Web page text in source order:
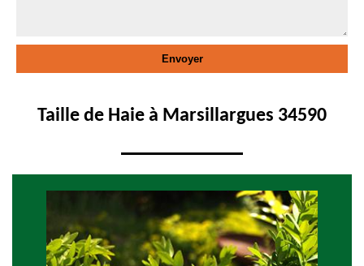
Taille de Haie à Marsillargues 34590